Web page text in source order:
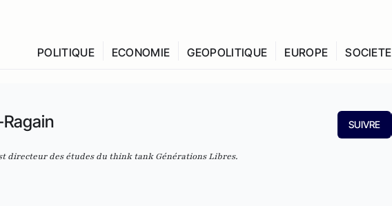
POLITIQUE ECONOMIE GEOPOLITIQUE EUROPE SOCIETE
SUIVRE
directeur des études du think tank Générations Libres.